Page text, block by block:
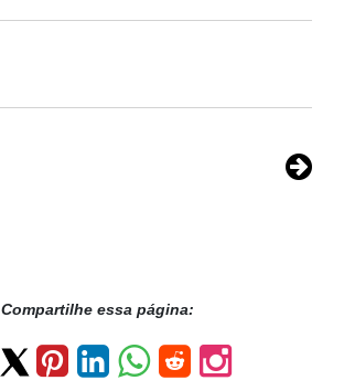
Compartilhe essa página: